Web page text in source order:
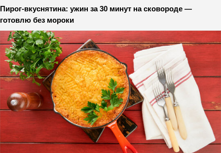
Пирог-вкуснятина: ужин за 30 минут на сковороде —
готовлю без мороки